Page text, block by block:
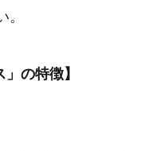
の特徴】